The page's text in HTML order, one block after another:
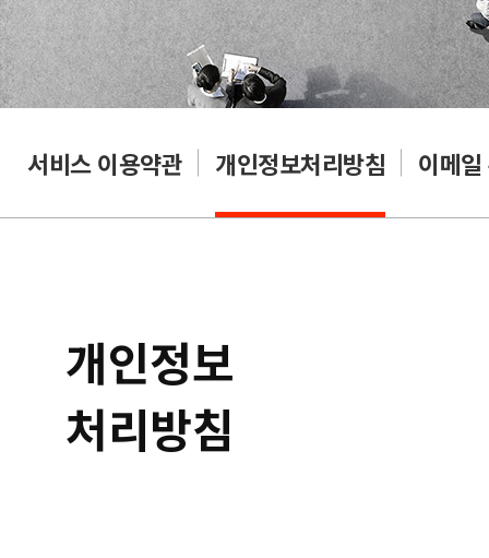
서비스 이용약관 개인정보처리방침 이메
개인정보
처리방침